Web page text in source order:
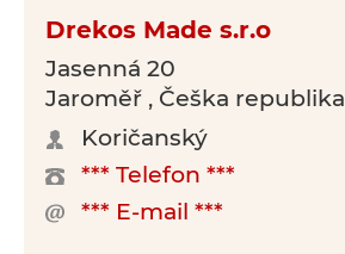
Drekos Made s.r.o
Jasenná 20
Jaroměř , Češka republika
Koričanský
*** Telefon ***
*** E-mail ***